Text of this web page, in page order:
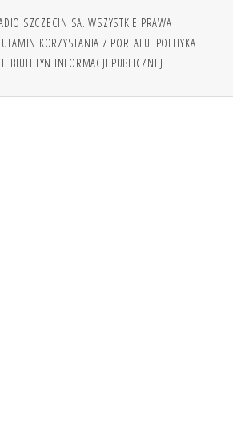
SZCZECIN SA. WSZYSTKIE PRAWA
KORZYSTANIA Z PORTALU POLITYKA
BIULETYN INFORMACJI PUBLICZNEJ